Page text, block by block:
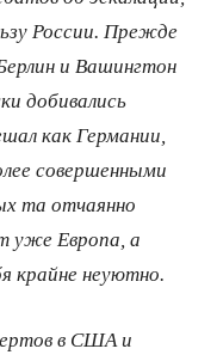
России. Прежде
и Вашингтон
добивались
как Германии,
совершенными
та отчаянно
уже Европа, а
крайне неуютно.
в США и